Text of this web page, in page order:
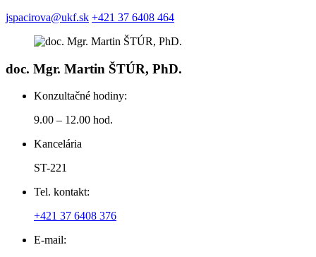
jspacirova@ukf.sk +421 37 6408 464
doc. Mgr. Martin ŠTÚR, PhD.
Konzultačné hodiny:
9.00 – 12.00 hod.
Kancelária
ST-221
Tel. kontakt:
+421 37 6408 376
E-mail: